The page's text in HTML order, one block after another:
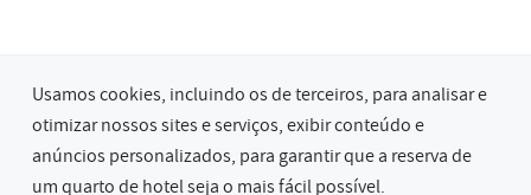
© 2026 Grupo Hoteleiro Bastião
Privacy & Cookies Terms & Conditions
Usamos cookies, incluindo os de terceiros, para analisar e
otimizar nossos sites e serviços, exibir conteúdo e
anúncios personalizados, para garantir que a reserva de
um quarto de hotel seja o mais fácil possível.